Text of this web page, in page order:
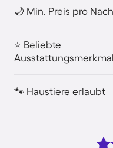
🌙 Min. Preis pro
⭐ Beliebte
🐾 Haustiere erlaubt